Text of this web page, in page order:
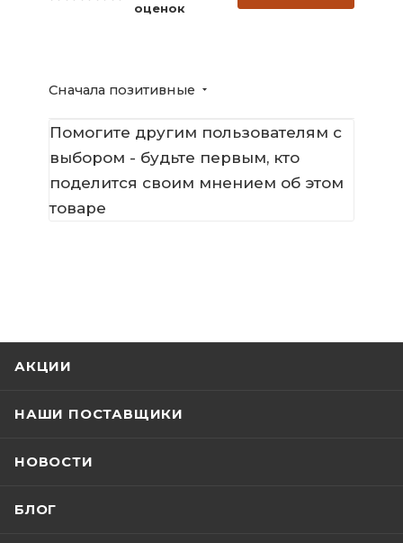
оценок
Сначала позитивные
Помогите другим пользователям с
выбором - будьте первым, кто
поделится своим мнением об этом
товаре
АКЦИИ
НАШИ ПОСТАВЩИКИ
НОВОСТИ
БЛОГ